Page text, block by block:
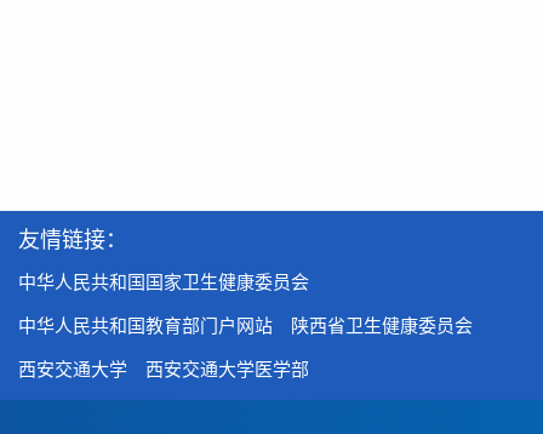
友情链接：
中华人民共和国国家卫生健康委员会
中华人民共和国教育部门户网站 陕西省卫生健康委员会
西安交通大学 西安交通大学医学部